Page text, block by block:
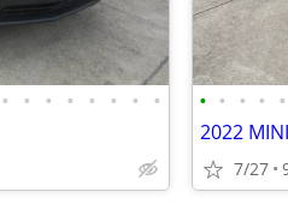
• • • • • • • • • • • • •
2022
7/27